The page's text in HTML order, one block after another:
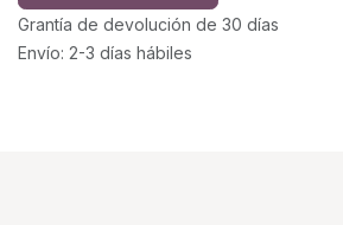
Grantía de devolución de 30 días
Envío: 2-3 días hábiles